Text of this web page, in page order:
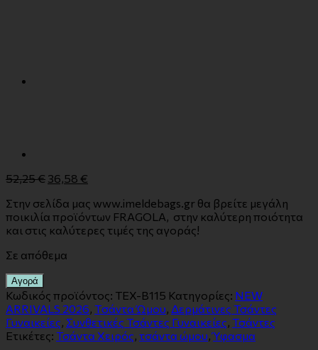
52,25€ 36,58 €
Στην σελίδα μας www.imeldebags.gr θα βρείτε μεγάλη
ποικιλία προϊόντων FRAGOLA, στην καλύτερη ποιότητα
και στις καλύτερες τιμές της αγοράς!
Σε απόθεμα
Αγορά
Κωδικός προϊόντος: TEX-Β115 Κατηγορίες: NEW
ARRIVALS 2026 Tσάντα Ώμου Δερμάτινες Τσάντες
Γυναικείες Συνθετικές Τσάντες Γυναικείες Τσάντες
Ετικέτες: Τσάντα Χειρός τσάντα ώμου ,Ύφασμα